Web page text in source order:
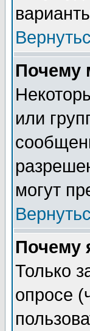
Почему
или
могут
Почему
Только
опросе